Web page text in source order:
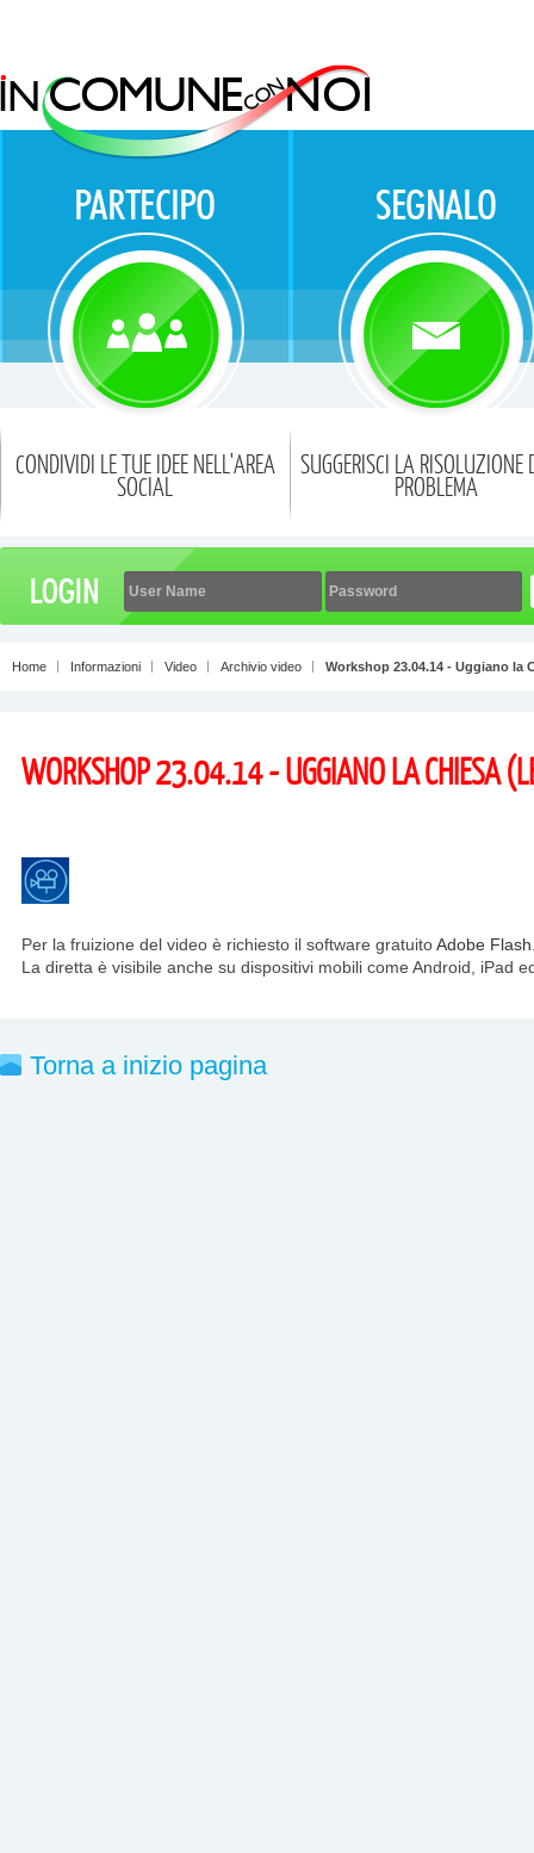
CONDIVIDI LE TUE IDEE NELL'AREA
SOCIAL
SUGGERISCI LA RISOLUZIONE
PROBLEMA
Home Informazioni Video Archivio video Workshop 23.04.14 - Uggiano la
WORKSHOP 23.04.14 - UGGIANO LA CHIESA
Per la fruizione del video è richiesto il software gratuitoAdobe Flash
La diretta è visibile anche su dispositivi mobili come Android, iPad
Torna a inizio pagina